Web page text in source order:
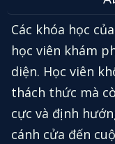
Các khóa học
học viên khám
diện. Học viên
thách thức mà
cực và định
cánh cửa đến